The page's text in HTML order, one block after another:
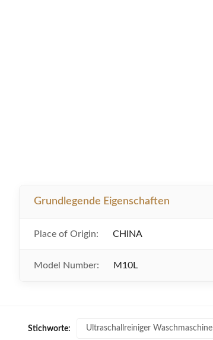
Grundlegende Eigenschaften
Place of Origin: CHINA
Model Number: M10L
Stichworte: Ultraschallreiniger Waschmaschine